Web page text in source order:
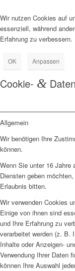
Wir nutzen Cookies auf
essenziell, während
Erfahrung zu verbessern.
OK Anpassen
Cookie- &
Allgemein
Wir benötigen Ihre
können.
Wenn Sie unter 16 Jahre
Diensten geben
Erlaubnis bitten.
Wir verwenden Cookies
Einige von ihnen sind
und Ihre Erfahrung zu
verarbeitet werden (z. B.
Inhalte oder Anzeigen-
Verwendung Ihrer Daten
können Ihre Auswahl